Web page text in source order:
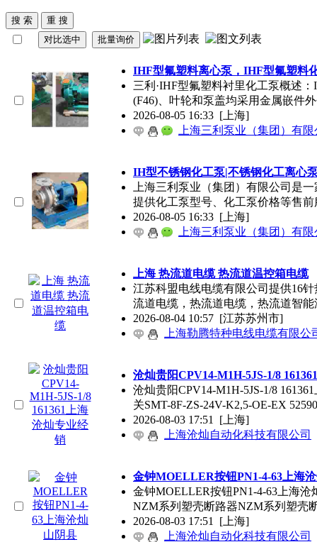
IHF型氟塑料离心泵，IHF型氟塑料
三利·IHF型氟塑料衬里化工泵概述
(F46)、叶轮和泵盖均采用金属嵌件
2026-08-05 16:33 [上海]
上海三利泵业（集团）有
IH型不锈钢化工泵|不锈钢化工离心
上海三利泵业（集团）有限公司是
提供化工泵型号、化工泵价格等售前
2026-08-05 16:33 [上海]
上海三利泵业（集团）有
上海热流道电缆 热流道温控箱电缆
江苏科盟电线电缆有限公司提供16
流道电缆，热流道电缆，热流道智能
2026-08-04 10:57 [江苏苏州市]
上海勒腾特种电线电缆有限公
沧灿贵阳CPV14-M1H-5JS-1/8 161361
沧灿贵阳CPV14-M1H-5JS-1/8 161361
关SMT-8F-ZS-24V-K2,5-OE-EX
2026-08-03 17:51 [上海]
上海沧灿自动化科技有限公司
金钟MOELLER按钮PN1-4-63 上海
金钟MOELLER按钮PN1-4-63 上海沧
NZM系列塑壳断路器NZM系列塑壳
2026-08-03 17:51 [上海]
上海沧灿自动化科技有限公司